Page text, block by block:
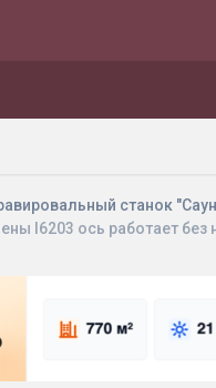
станок
l6203 ось работает без